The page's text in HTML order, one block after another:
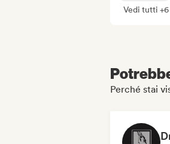
Vedi tutti +6
Perché stai